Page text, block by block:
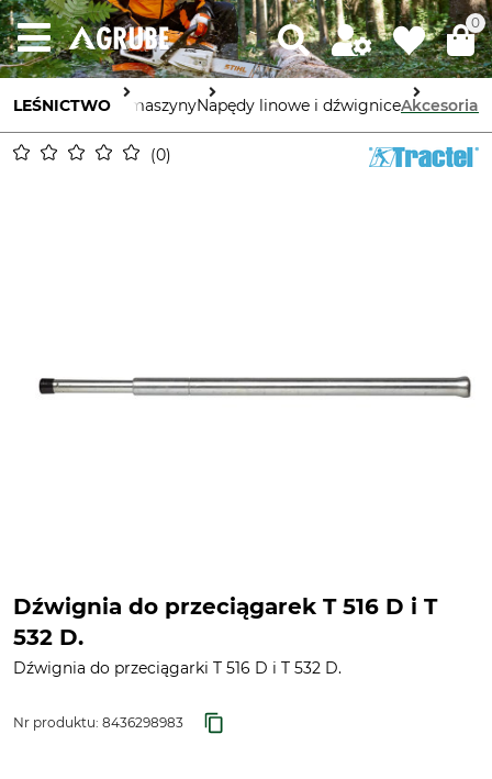
0
LEŚNICTWO
Urządzenia i maszynyNapędy linowe i dźwigniceAkcesoria
0
Dźwignia do przeciągarek T 516 D i T
532 D.
Dźwignia do przeciągarki T 516 D i T 532 D.
Nr produktu: 8436298983